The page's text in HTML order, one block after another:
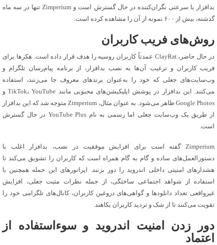
بدافزار با سرعتی نگران‌کننده در حال گسترش است و Zimperium تنها در سه ماه
گذشته، بیش از ۶۰۰ نمونه از آن را مشاهده کرده است.
روش‌های فریب کاربران
در حال حاضر، ClayRat عمدتاً کاربران روسیه را هدف قرار داده است. هکرها برای
فریب کاربران و ترغیب آن‌ها به نصب بدافزار، از برنامه پیام‌رسان تلگرام و
وب‌سایت‌های جعلی که خود را به‌عنوان برندهای معروف جا می‌زنند، استفاده
می‌کنند. این بدافزار در پوشش اپلیکیشن‌های محبوبی مانند TikTok، YouTube و
Google Photos ظاهر می‌شود. به عنوان مثال، Zimperium متوجه شد که این بدافزار
از طریق یک وب‌سایت جعلی اما رسمی به نام YouTube Plus در حال گسترش
است.
Zimperium گفته است برای افزایش موفقیت در نصب، بدافزار اغلب با
دستورالعمل‌های ساده و گام به گام همراه است که کاربران را تشویق می‌کند تا
هشدارهای امنیتی داخلی اندروید را دور بزنند. اپراتورهای این حمله همچنین با
استفاده از شواهد اجتماعی ساختگی، از جمله نظرات مثبت جعلی، افزایش
غیرواقعی تعداد دانلودها و گواهی‌های دروغین کاربران، کانال‌های تلگرامی خود را
تقویت می‌کنند تا از شک و تردید کاربران بکاهند.
دور زدن امنیت اندروید و سوءاستفاده از
اعتماد